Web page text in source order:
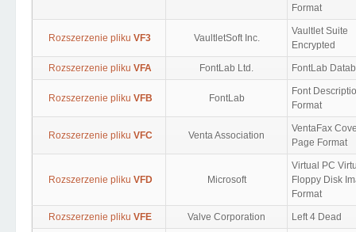
Format
Rozszerzenie pliku VF3 VaultletSoft Inc.
Vaultlet Suite
Encrypted
Rozszerzenie pliku VFA FontLab Ltd. FontLab
Rozszerzenie pliku VFB FontLab
Font
Format
Rozszerzenie pliku VFC Venta Association
VentaFax
Page Format
Rozszerzenie pliku VFD Microsoft
Virtual PC
Floppy Disk
Format
Rozszerzenie pliku VFE Valve Corporation Left 4 Dead